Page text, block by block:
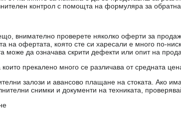
контрол с помощта на формуляра за обратна
внимателно проверете няколко оферти за
на офертата, която сте си харесали е много по-
може да означава скрити дефекти или опит на
прекалено много се различава от средната
залози и авансово плащане на стоката. Ако
снимки и документи на техниката,